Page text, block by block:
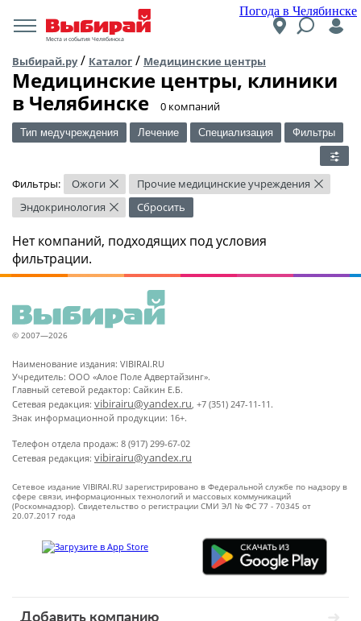
Погода в Челябинске
Места и события Челябинска
Выбирай.ру/ Каталог / Медицинские центры
Медицинские центры, клиники
в Челябинске
​0 компаний
Тип медучреждения Лечение Специализация Фильтры
Фильтры: Ожоги × Прочие медицинские учреждения ×
Эндокринология × Сбросить
Нет компаний, подходящих под условия
фильтрации.
© 2007—2026
Наименование издания: VIBIRAI.RU
Учредитель: ООО «Алое Поле Адвертайзинг».
Главный сетевой редактор: Сайкин Е.Б.
Сетевая редакция: vibirairu@yandex.ru, +7 (351) 247-11-11.
Знак информационной продукции: 16+.
Телефон отдела продаж: 8 (917) 299-67-02
Сетевая редакция: vibirairu@yandex.ru
Сетевое издание VIBIRAI.RU зарегистрировано в Федеральной службе по надзору в
сфере связи, информационных технологий и массовых коммуникаций
(Роскомнадзор). Свидетельство о регистрации СМИ ЭЛ № ФС 77 - 70345 от
20.07.2017 года
Добавить компанию